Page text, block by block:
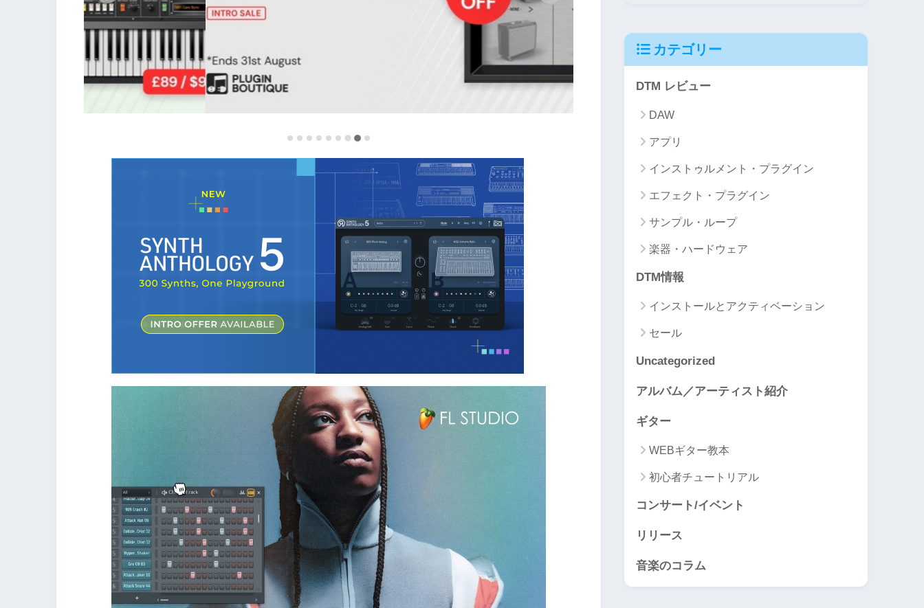
カテゴリー
DTM レビュー
DAW
アプリ
インストゥルメント・プラグイン
エフェクト・プラグイン
サンプル・ループ
楽器・ハードウェア
DTM情報
インストールとアクティベーション
セール
Uncategorized
アルバム／アーティスト紹介
ギター
WEBギター教本
初心者チュートリアル
コンサート/イベント
リリース
音楽のコラム